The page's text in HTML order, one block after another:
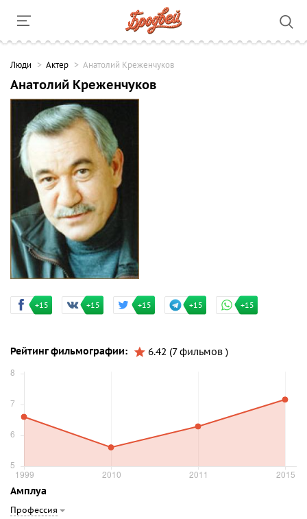
Люди Актер Анатолий Креженчуков
Анатолий Креженчуков
+15 +15 +15 +15 +15
Рейтинг фильмографии: 6.42 (7 фильмов )
Амплуа
Профессия